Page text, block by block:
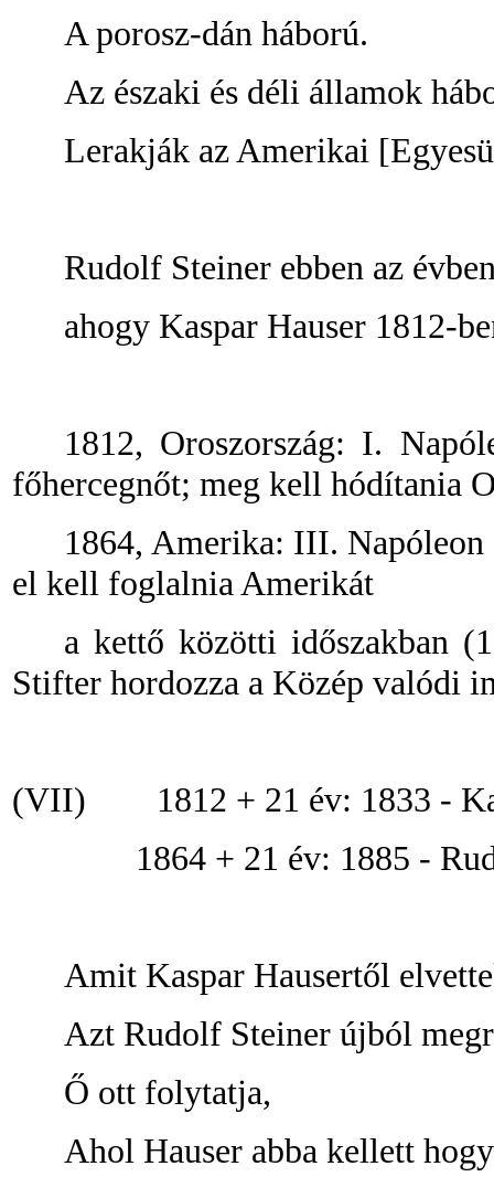
A porosz-dán háború.
Az északi és déli államok
Lerakják az Amerikai
Rudolf Steiner ebben az
ahogy Kaspar Hauser 1812-
1812, Oroszország: I.
főhercegnőt; meg kell hódítania
1864, Amerika: III.
el kell foglalnia Amerikát
a kettő közötti időszakban
Stifter hordozza a Közép valódi
(VII) 1812 + 21 év: 1833 -
1864 + 21 év: 1885 -
Amit Kaspar Hausertől
Azt Rudolf Steiner újból
Ő ott folytatja,
Ahol Hauser abba kellett